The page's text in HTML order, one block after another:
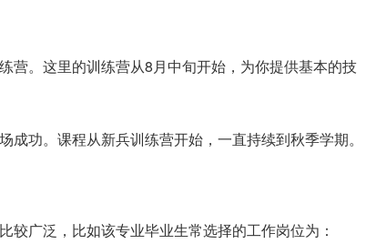
营。这里的训练营从8月中旬开始，为你提供基本的技
功。课程从新兵训练营开始，一直持续到秋季学期。
广泛，比如该专业毕业生常选择的工作岗位为：